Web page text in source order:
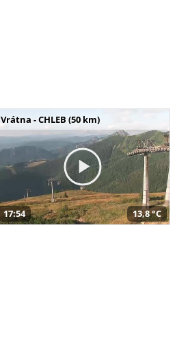
Vrátna - CHLEB (50 km)
17:54 13,8 °C